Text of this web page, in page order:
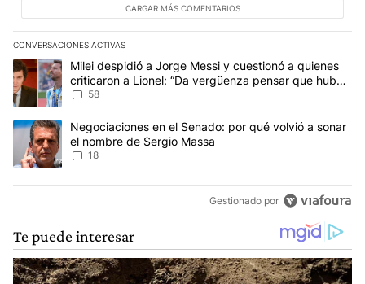
CARGAR MÁS COMENTARIOS
CONVERSACIONES ACTIVAS
Este listado muestra los artículos con más comentarios en los
Un artículo de tendencia con el título "Milei despidió a Jorge
Milei despidió a Jorge Messi y cuestionó a quienes
criticaron a Lionel: “Da vergüenza pensar que hubo
anti-Messi”
58
Un artículo de tendencia con el título "Negociaciones en el
Negociaciones en el Senado: por qué volvió a sonar
el nombre de Sergio Massa
18
Gestionado por